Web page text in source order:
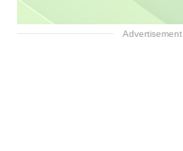
Advertisement